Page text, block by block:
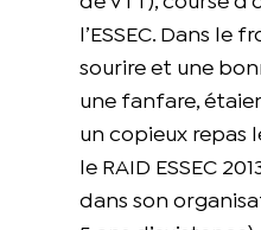
l’ESSEC. Dans
sourire et une
une fanfare,
un copieux repas
le RAID ESSEC
dans son